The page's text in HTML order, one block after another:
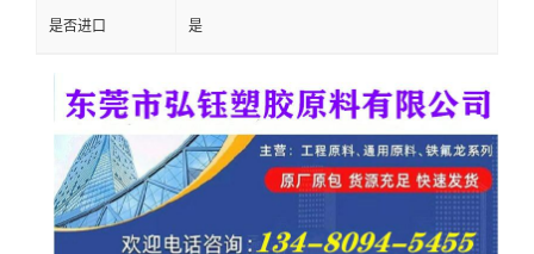
是否进口 是